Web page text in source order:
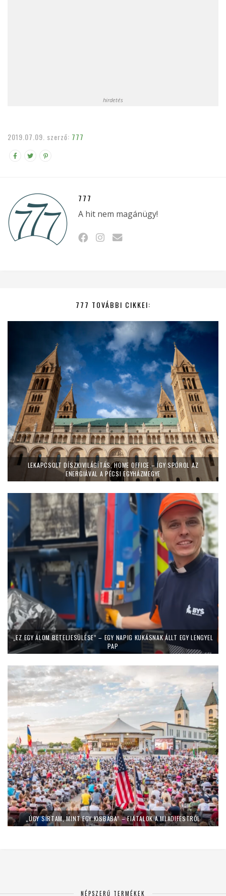
hirdetés
2019.07.09. szerző: 777
777
A hit nem magánügy!
777 TOVÁBBI CIKKEI:
LEKAPCSOLT DÍSZKIVILÁGÍTÁS, HOME OFFICE – ÍGY SPÓROL AZ
ENERGIÁVAL A PÉCSI EGYHÁZMEGYE
„EZ EGY ÁLOM BETELJESÜLÉSE” – EGY NAPIG KUKÁSNAK ÁLLT EGY LENGYEL
PAP
„ÚGY SÍRTAM, MINT EGY KISBABA” – FIATALOK A MLADIFESTRŐL
NÉPSZERŰ TERMÉKEK